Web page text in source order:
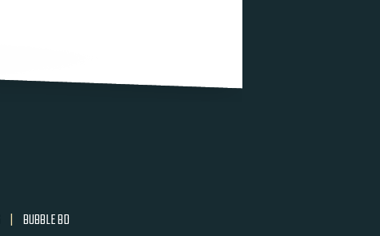
| BUBBLE BD